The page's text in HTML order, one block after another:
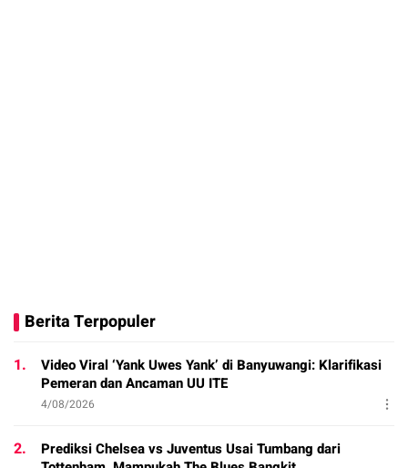
Berita Terpopuler
1.
Video Viral ‘Yank Uwes Yank’ di Banyuwangi: Klarifikasi
Pemeran dan Ancaman UU ITE
4/08/2026
2.
Prediksi Chelsea vs Juventus Usai Tumbang dari